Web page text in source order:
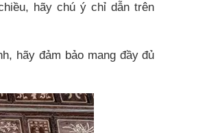
hãy chú ý chỉ dẫn trên
hãy đảm bảo mang đầy đủ